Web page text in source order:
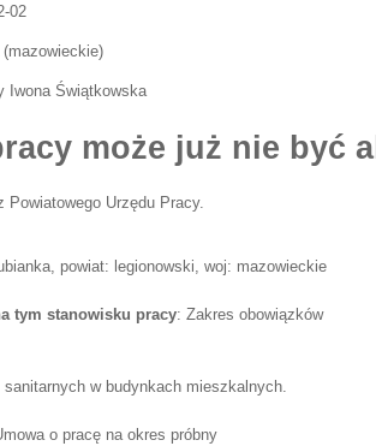
02
(mazowieckie)
Iwona Świątkowska
może już nie być
Powiatowego Urzędu Pracy.
powiat: legionowski, woj: mazowieckie
tym stanowisku pracy: Zakres obowiązków
w budynkach mieszkalnych.
o pracę na okres próbny